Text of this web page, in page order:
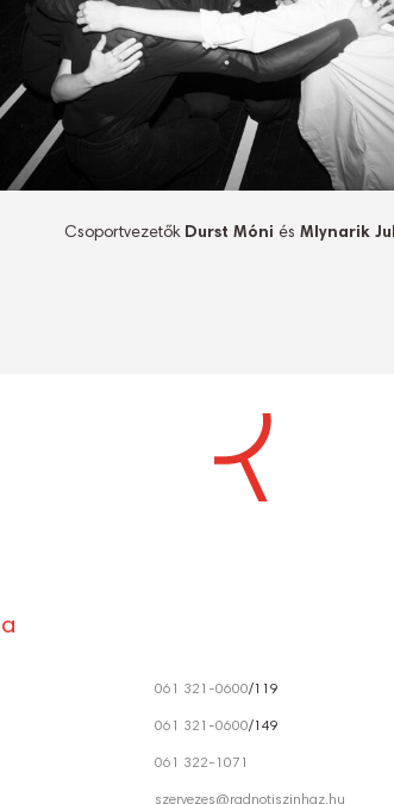
Csoportvezetők Durst Móni és Mlynarik
061 321-0600/119
061 321-0600/149
061 322-1071
szervezes@radnotiszinhaz.hu